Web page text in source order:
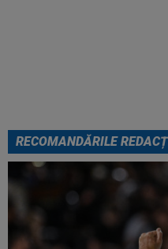
RECOMANDĂRILE